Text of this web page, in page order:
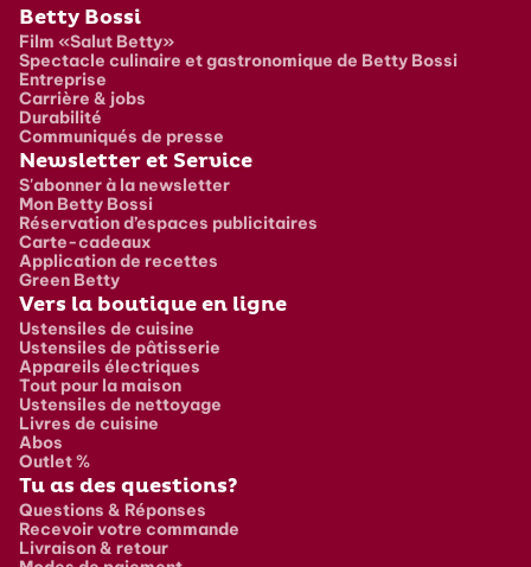
Pied de page
Betty Bossi
Film «Salut Betty»
Spectacle culinaire et gastronomique de Betty Bossi
Entreprise
Carrière & jobs
Durabilité
Communiqués de presse
Newsletter et Service
S'abonner à la newsletter
Mon Betty Bossi
Réservation d’espaces publicitaires
Carte-cadeaux
Application de recettes
Green Betty
Vers la boutique en ligne
Ustensiles de cuisine
Ustensiles de pâtisserie
Appareils électriques
Tout pour la maison
Ustensiles de nettoyage
Livres de cuisine
Abos
Outlet %
Tu as des questions?
Questions & Réponses
Recevoir votre commande
Livraison & retour